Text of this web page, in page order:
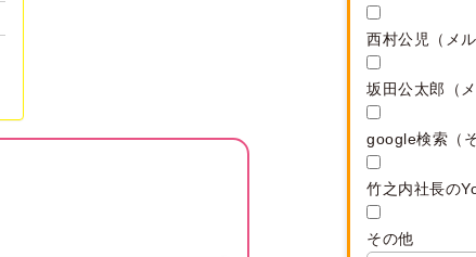
西村公児（メ
坂田公太郎（
google検索（
竹之内社長の
その他